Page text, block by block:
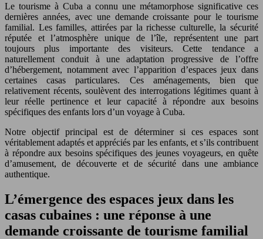
Le tourisme à Cuba a connu une métamorphose significative ces
dernières années, avec une demande croissante pour le tourisme
familial. Les familles, attirées par la richesse culturelle, la sécurité
réputée et l’atmosphère unique de l’île, représentent une part
toujours plus importante des visiteurs. Cette tendance a
naturellement conduit à une adaptation progressive de l’offre
d’hébergement, notamment avec l’apparition d’espaces jeux dans
certaines casas particulares. Ces aménagements, bien que
relativement récents, soulèvent des interrogations légitimes quant à
leur réelle pertinence et leur capacité à répondre aux besoins
spécifiques des enfants lors d’un voyage à Cuba.
Notre objectif principal est de déterminer si ces espaces sont
véritablement adaptés et appréciés par les enfants, et s’ils contribuent
à répondre aux besoins spécifiques des jeunes voyageurs, en quête
d’amusement, de découverte et de sécurité dans une ambiance
authentique.
L’émergence des espaces jeux dans les
casas cubaines : une réponse à une
demande croissante de tourisme familial